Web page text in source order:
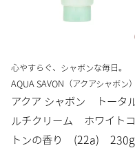
心やすらぐ、シャボンな毎日。
AQUA SAVON（アクアシャボン）
アクア シャボン トータ
ルチクリーム ホワイト
トンの香り (22a) 230g